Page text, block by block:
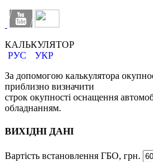
КАЛЬКУЛЯТОР
РУС
УКР
За допомогою калькулятора
приблизно визначити
строк окупності оснащення
обладнанням.
ВИХІДНІ ДАНІ
Вартість встановлення ГБО, грн.